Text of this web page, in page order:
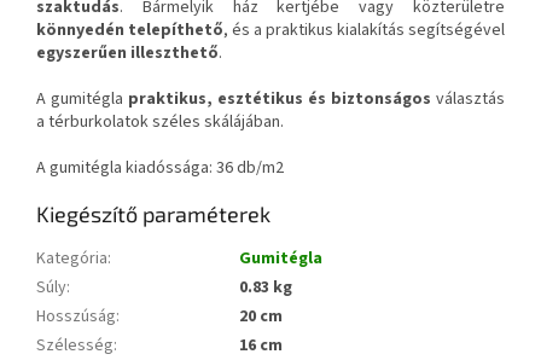
szaktudás. Bármelyik ház kertjébe vagy közterületre
könnyedén telepíthető, és a praktikus kialakítás segítségével
egyszerűen illeszthető.
A gumitégla praktikus, esztétikus és biztonságos választás
a térburkolatok széles skálájában.
A gumitégla kiadóssága: 36 db/m2
Kiegészítő paraméterek
Kategória:
Gumitégla
Súly:
0.83 kg
Hosszúság:
20 cm
Szélesség:
16 cm